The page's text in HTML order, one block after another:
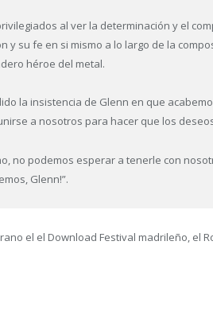
al ver la determinación y el
y su fe en si mismo a lo largo de la
héroe del metal.
la insistencia de Glenn en que
a nosotros para hacer que los
no podemos esperar a tenerle con
Glenn!”.
el el Download Festival madrileño, el